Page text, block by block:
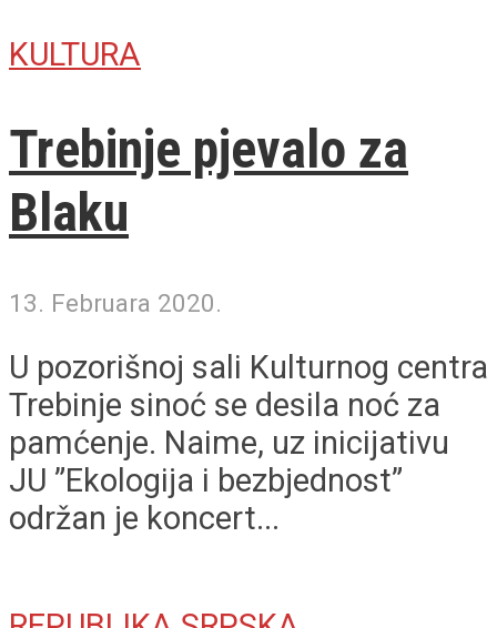
KULTURA
Trebinje pjevalo za
Blaku
13. Februara 2020.
U pozorišnoj sali Kulturnog centra
Trebinje sinoć se desila noć za
pamćenje. Naime, uz inicijativu
JU ”Ekologija i bezbjednost”
održan je koncert...